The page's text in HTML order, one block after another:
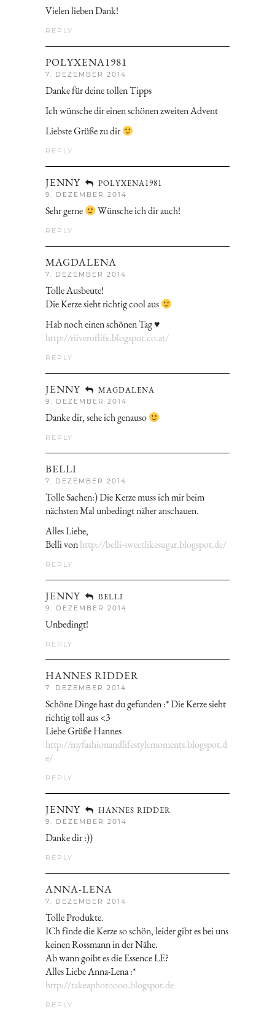
Vielen lieben Dank!
REPLY
POLYXENA1981
7. DEZEMBER 2014
Danke für deine tollen Tipps
Ich wünsche dir einen schönen zweiten Advent
Liebste Grüße zu dir
REPLY
JENNY POLYXENA1981
9. DEZEMBER 2014
Sehr gerne Wünsche ich dir auch!
REPLY
MAGDALENA
7. DEZEMBER 2014
Tolle Ausbeute!
Die Kerze sieht richtig cool aus
Hab noch einen schönen Tag ♥
http://riiveroflife.blogspot.co.at/
REPLY
JENNY MAGDALENA
9. DEZEMBER 2014
Danke dir, sehe ich genauso
REPLY
BELLI
7. DEZEMBER 2014
Tolle Sachen:) Die Kerze muss ich mir beim
nächsten Mal unbedingt näher anschauen.
Alles Liebe,
Belli vonhttp://belli-sweetlikesugar.blogspot.de/
REPLY
JENNY BELLI
9. DEZEMBER 2014
Unbedingt!
REPLY
HANNES RIDDER
7. DEZEMBER 2014
Schöne Dinge hast du gefunden :* Die Kerze sieht
richtig toll aus <3
Liebe Grüße Hannes
http://myfashionandlifestylemoments.blogspot.d
e/
REPLY
JENNY HANNES RIDDER
9. DEZEMBER 2014
Danke dir :))
REPLY
ANNA-LENA
7. DEZEMBER 2014
Tolle Produkte.
ICh finde die Kerze so schön, leider gibt es bei uns
keinen Rossmann in der Nähe.
Ab wann goibt es die Essence LE?
Alles Liebe Anna-Lena :*
http://takeaphotoooo.blogspot.de
REPLY